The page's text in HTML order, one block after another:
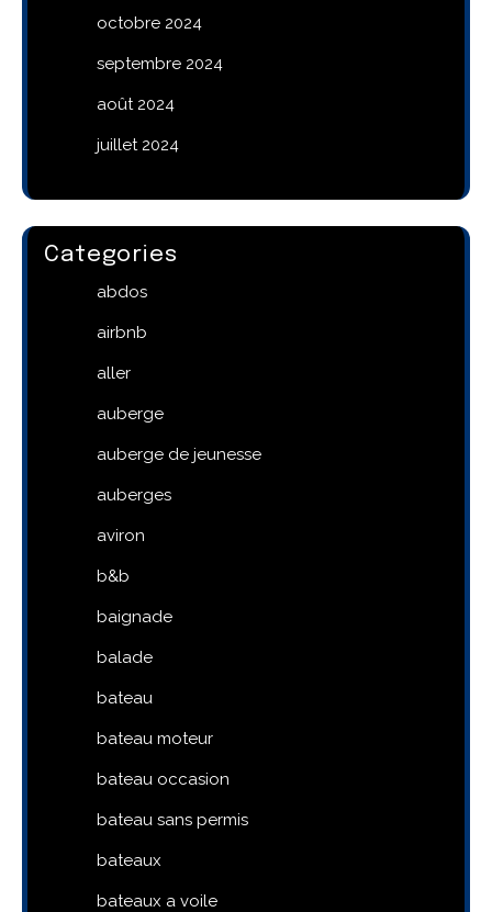
octobre 2024
septembre 2024
août 2024
juillet 2024
Categories
abdos
airbnb
aller
auberge
auberge de jeunesse
auberges
aviron
b&b
baignade
balade
bateau
bateau moteur
bateau occasion
bateau sans permis
bateaux
bateaux a voile